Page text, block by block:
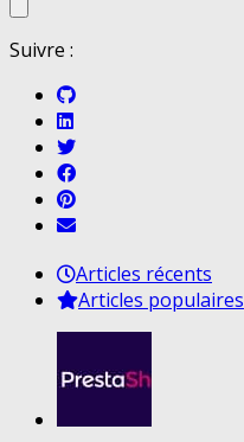
Suivre :
Articles récents
Articles populaires